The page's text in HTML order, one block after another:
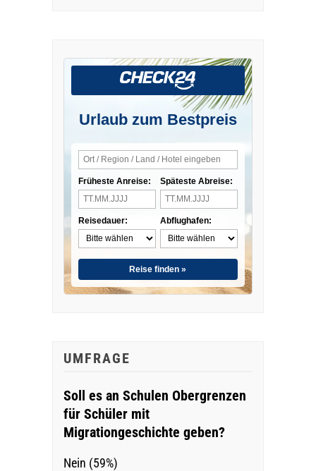
Urlaub zum Bestpreis
Früheste Anreise:
Reisedauer:
Späteste Abreise:
Abflughafen:
Reise finden »
UMFRAGE
Soll es an Schulen Obergrenzen
für Schüler mit
Migrationgeschichte geben?
Nein (59%)